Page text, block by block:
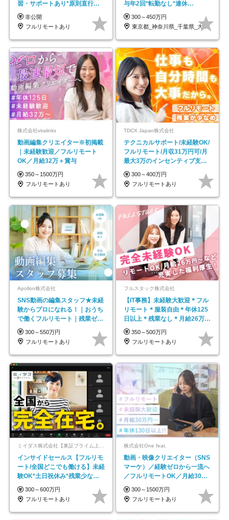
習・サポートあり*原則直行直
帰／全国募集・業務委託
非公開
フルリモートあり
与年2回*転勤なし*連休
OK/ZE010232
300～450万円
東京都_神奈川県_千葉県_大阪府_愛知県…
株式会社viralinks
動画編集クリエイター※初掲載
｜未経験歓迎／フルリモート
OK／月給32万＋賞与
350～1500万円
フルリモートあり
TDCX Japan株式会社
テクニカルサポート/未経験OK/
フルリモート/月収31万円可/月
最大3万のインセンティブ支給/
平均年齢33歳
300～400万円
フルリモートあり
Apollon株式会社
SNS動画の編集スタッフ★未経
験からプロになれる！｜おうち
で働くフルリモート｜残業ゼロ
で18時退勤◎
300～550万円
フルリモートあり
フルスタック株式会社
【IT事務】未経験大歓迎＊フル
リモート＊服装自由＊年休125
日以上＊残業なし＊月給26万円
以上
350～500万円
フルリモートあり
ミイダス株式会社【東証プライム上場パーソルグループ】
インサイドセールス【フルリモ
ート/全国どこでも働ける】未経
験OK*土日祝休み*残業少なめ*
在宅勤務手当あり
300～600万円
フルリモートあり
株式会社One feat.
動画・映像クリエイター（SNS
マーケ）／経験ゼロから一流へ
／フルリモートOK／月給30万
円～／年休130日以上
300～1500万円
フルリモートあり